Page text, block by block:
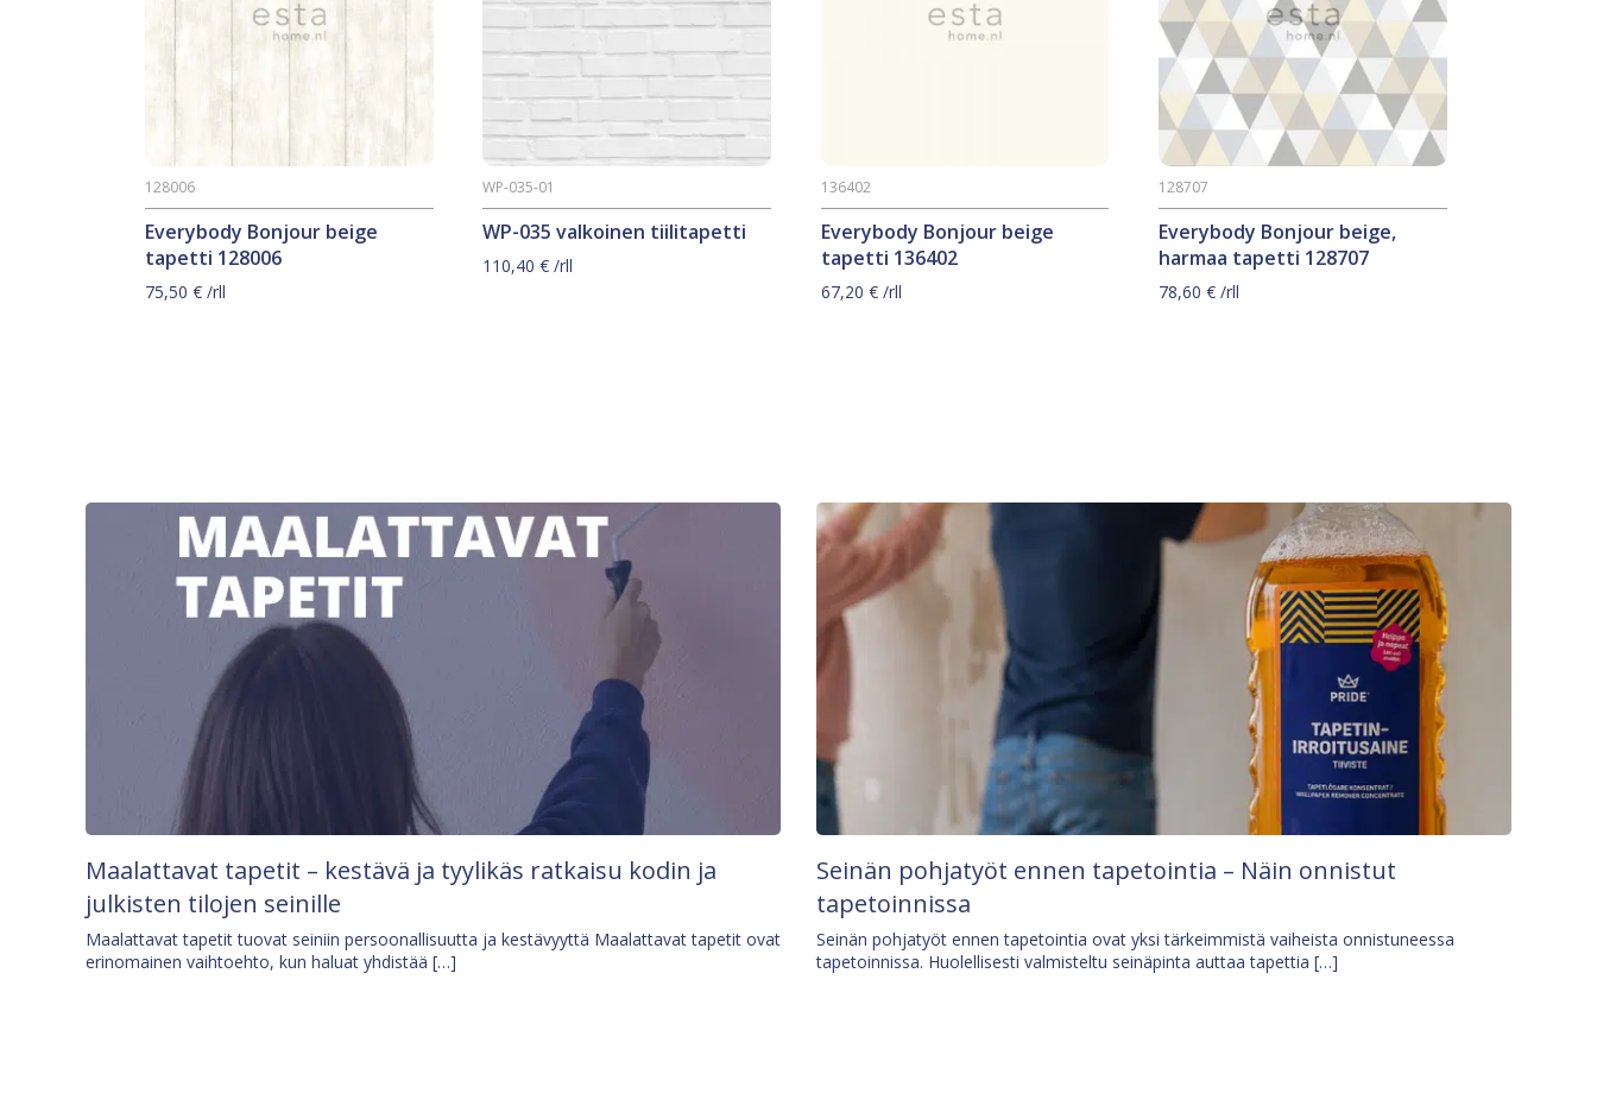
Everybody Bonjour beige
tapetti 128006
128006
75,50 € /rll
WP-035 valkoinen tiilitapetti
WP-035-01
110,40€ /rll
Everybody Bonjour beige
tapetti 136402
136402
67,20 €/rll
Everybody Bonjour beige,
harmaa tapetti 128707
128707
78,60€ /rll
Maalattavat tapetit – kestävä ja tyylikäs ratkaisu kodin ja
julkisten tilojen seinille
Maalattavat tapetit tuovat seiniin persoonallisuutta ja kestävyyttä Maalattavat tapetit ovat
erinomainen vaihtoehto, kun haluat yhdistää […]
Seinän pohjatyöt ennen tapetointia – Näin onnistut
tapetoinnissa
Seinän pohjatyöt ennen tapetointia ovat yksi tärkeimmistä vaiheista onnistuneessa
tapetoinnissa. Huolellisesti valmisteltu seinäpinta auttaa tapettia […]